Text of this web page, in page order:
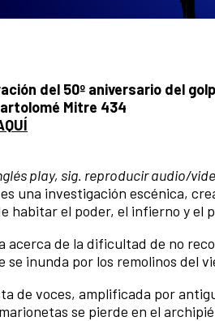
del 50º aniversario del
Mitre 434
play, sig. reproducir audio/
es una investigación escénica,
habitar el poder, el infierno y el
acerca de la dificultad de no
se inunda por los remolinos del
de voces, amplificada por
se pierde en el